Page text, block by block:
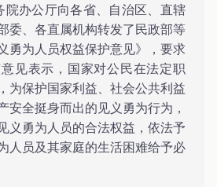
院办公厅向各省、自治区、直辖
委、各直属机构转发了民政部等
勇为人员权益保护意见》，要求
见表示，国家对公民在法定职
为保护国家利益、社会公共利益
安全挺身而出的见义勇为行为，
义勇为人员的合法权益，依法予
人员及其家庭的生活困难给予必